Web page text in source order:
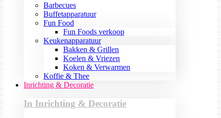
Barbecues
Buffetapparatuur
Fun Food
Fun Foods verkoop
Keukenapparatuur
Bakken & Grillen
Koelen & Vriezen
Koken & Verwarmen
Koffie & Thee
Inrichting & Decoratie
In Inrichting & Decoratie